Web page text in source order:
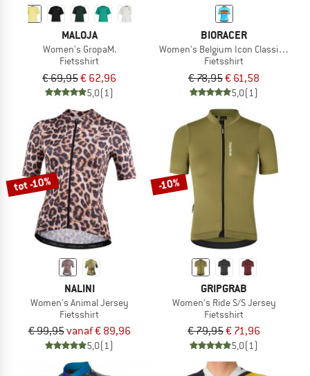
MALOJA
Women's GropaM.
Fietsshirt
€ 69,95€ 62,96
5,0(1)
BIORACER
Women's Belgium Icon Classic
Fietsshirt
€ 78,95€ 61,58
5,0(1)
tot -10%
NALINI
Women's Animal Jersey
Fietsshirt
€ 99,95vanaf € 89,96
5,0(1)
-10%
GRIPGRAB
Women's Ride S/S Jersey
Fietsshirt
€ 79,95€ 71,96
5,0(1)